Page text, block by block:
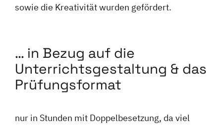
sowie die Kreativität wurden gefördert.
… in Bezug auf die
Unterrichtsgestaltung & das
Prüfungsformat
nur in Stunden mit Doppelbesetzung, da viel